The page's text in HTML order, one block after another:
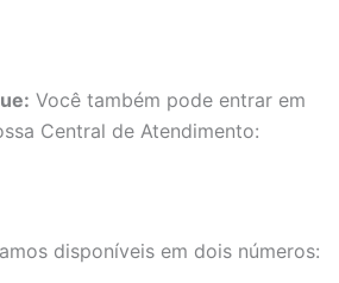
Você também pode entrar em
Central de Atendimento:
disponíveis em dois números: